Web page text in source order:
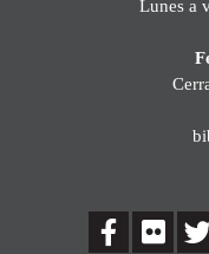
Lunes a